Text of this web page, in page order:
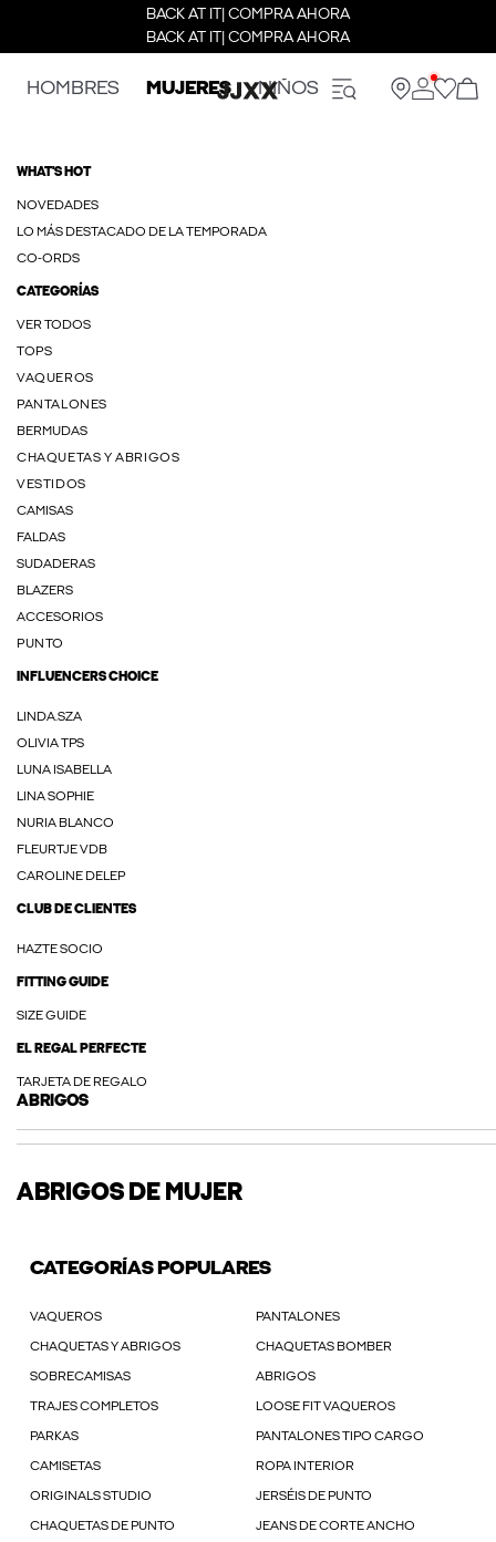
BACK AT IT| COMPRA AHORA
BACK AT IT| COMPRA AHORA
HOMBRES MUJERES NIÑOS
WHAT'S HOT
NOVEDADES
LO MÁS DESTACADO DE LA TEMPORADA
CO-ORDS
CATEGORÍAS
VER TODOS
TOPS
VAQUEROS
PANTALONES
BERMUDAS
CHAQUETAS Y ABRIGOS
VESTIDOS
CAMISAS
FALDAS
SUDADERAS
BLAZERS
ACCESORIOS
PUNTO
INFLUENCERS CHOICE
LINDA.SZA
OLIVIA TPS
LUNA ISABELLA
LINA SOPHIE
NURIA BLANCO
FLEURTJE VDB
CAROLINE DELEP
CLUB DE CLIENTES
HAZTE SOCIO
FITTING GUIDE
SIZE GUIDE
EL REGAL PERFECTE
TARJETA DE REGALO
ABRIGOS
ABRIGOS DE MUJER
CATEGORÍAS POPULARES
VAQUEROS PANTALONES
CHAQUETAS Y ABRIGOS CHAQUETAS BOMBER
SOBRECAMISAS ABRIGOS
TRAJES COMPLETOS LOOSE FIT VAQUEROS
PARKAS PANTALONES TIPO CARGO
CAMISETAS ROPA INTERIOR
ORIGINALS STUDIO JERSÉIS DE PUNTO
CHAQUETAS DE PUNTO JEANS DE CORTE ANCHO